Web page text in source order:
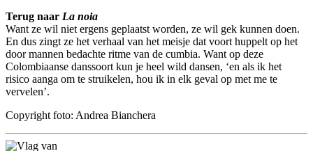
Terug naar La noia
Want ze wil niet ergens geplaatst worden, ze wil gek kunnen doen.
En dus zingt ze het verhaal van het meisje dat voort huppelt op het
door mannen bedachte ritme van de cumbia. Want op deze
Colombiaanse danssoort kun je heel wild dansen, ‘en als ik het
risico aanga om te struikelen, hou ik in elk geval op met me te
vervelen’.
Copyright foto: Andrea Bianchera